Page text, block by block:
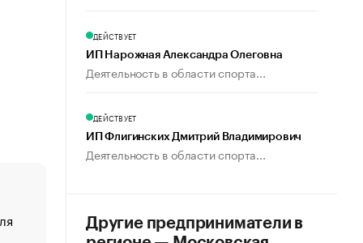
«От спорта тело стареет иначе». Как живет глава
создавшей GTA
ДЕЙСТВУЕТ
ИП Нарожная Александра Олеговна
Деятельность в области спорта...
ДЕЙСТВУЕТ
ИП Флигинских Дмитрий Владимирович
Деятельность в области спорта...
Другие предприниматели в